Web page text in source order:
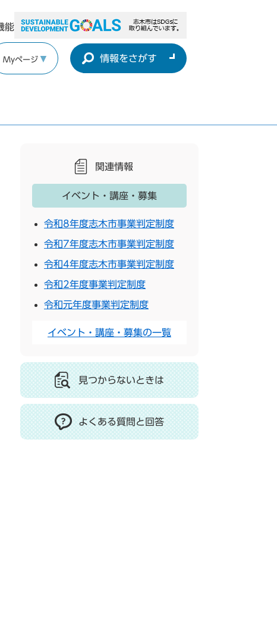
能
Myページ 情報をさがす
関連情報
イベント・講座・募集
令和8年度志木市事業判定制度
令和7年度志木市事業判定制度
令和4年度志木市事業判定制度
令和2年度事業判定制度
令和元年度事業判定制度
イベント・講座・募集の一覧
見つからないときは
よくある質問と回答